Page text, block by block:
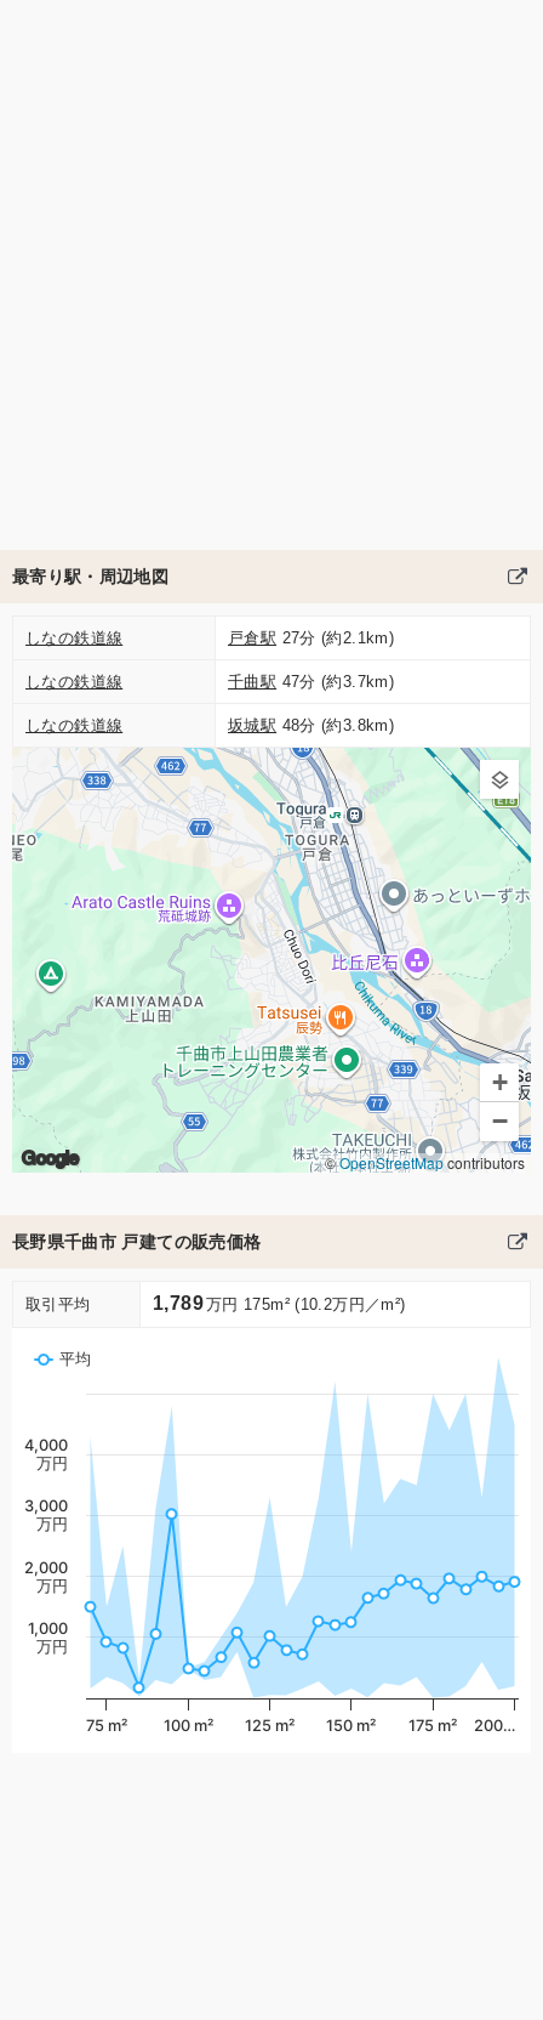
最寄り駅・周辺地図
しなの鉄道線 戸倉駅 27分 (約2.1km)
しなの鉄道線 千曲駅 47分 (約3.7km)
しなの鉄道線 坂城駅 48分 (約3.8km)
Google
+
−
©OpenStreetMapcontributors
長野県千曲市 戸建ての販売価格
取引平均 1,789万円 175m² (10.2万円／m²)
平均
75 m² 100 m² 125 m² 150 m² 175 m² 200…
1,000
万円
2,000
万円
3,000
万円
4,000
万円